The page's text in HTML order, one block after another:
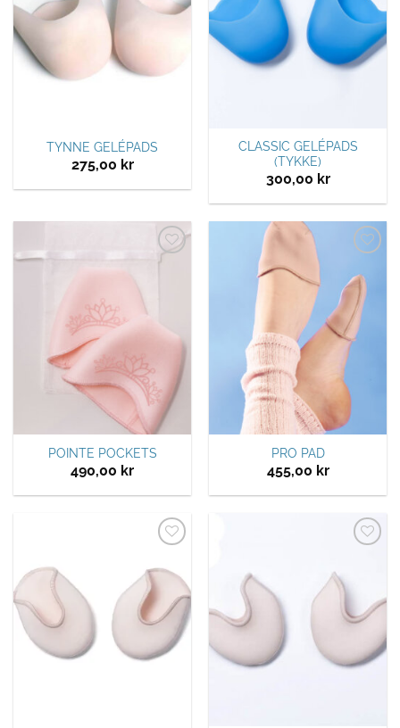
TYNNE GELÉPADS
275,00 kr
CLASSIC GELÉPADS
(TYKKE)
300,00 kr
Legg til
POINTE POCKETS
490,00 kr
ønskeliste
PRO PAD
455,00 kr
ønskeliste
ønskeliste